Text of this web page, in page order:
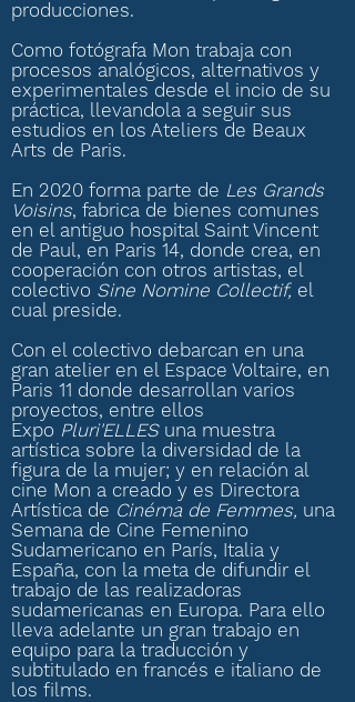
producciones.
Como fotógrafa Mon trabaja con
procesos analógicos, alternativos y
experimentales desde el incio de su
práctica, llevandola a seguir sus
estudios en los Ateliers de Beaux
Arts de Paris.
En 2020 forma parte de Les Grands
Voisins, fabrica de bienes comunes
en el antiguo hospital Saint Vincent
de Paul, en Paris 14, donde crea, en
cooperación con otros artistas, el
colectivo Sine Nomine Collectif, el
cual preside.
Con el colectivo debarcan en una
gran atelier en el Espace Voltaire, en
Paris 11 donde desarrollan varios
proyectos, entre ellos
Expo Pluri'ELLESuna muestra
artística sobre la diversidad de la
figura de la mujer; y en relación al
cine Mon a creado y es Directora
Artística de Cinéma de Femmes, una
Semana de Cine Femenino
Sudamericano en París, Italia y
España, con la meta de difundir el
trabajo de las realizadoras
sudamericanas en Europa. Para ello
lleva adelante un gran trabajo en
equipo para la traducción y
subtitulado en francés e italiano de
los films.